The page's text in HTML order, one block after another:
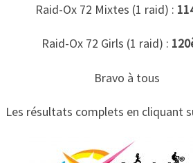
Raid-Ox 72 Mixtes (1 raid) :
Raid-Ox 72 Girls (1 raid) :
Bravo à tous
Les résultats complets en cliquant